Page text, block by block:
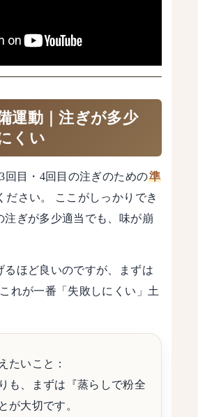
運動｜注ぎが多少
くい
回目・4回目の注ぎのための準
ださい。 ここがしっかりでき
注ぎが多少適当でも、味が崩
るほど良いのですが、まずは
れが一番「失敗しにくい」土
たいこと：
も、まずは 『蒸らしで粉全
が大切です。